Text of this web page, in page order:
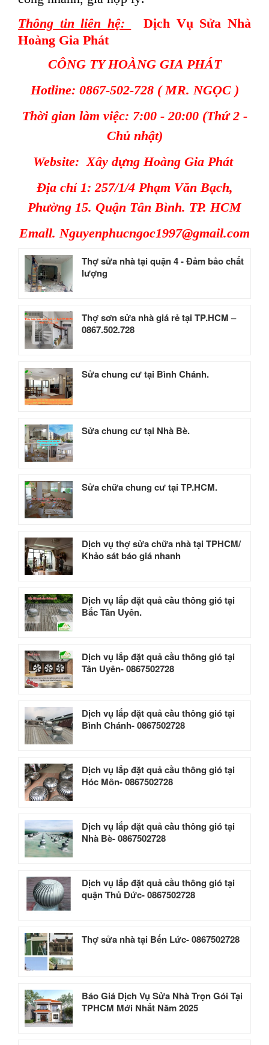
Thông tin liên hệ:
Dịch Vụ Sửa Nhà
Hoàng Gia Phát
CÔNG TY HOÀNG GIA PHÁT
Hotline: 0867-502-728 ( MR. NGỌC )
Thời gian làm việc: 7:00 - 20:00 (Thứ 2 -
Chủ nhật)
Website:Xây dựng Hoàng Gia Phát
Địa chỉ 1: 257/1/4 Phạm Văn Bạch,
Phường 15. Quận Tân Bình. TP. HCM
Emall. Nguyenphucngoc1997@gmail.com
Thợ sửa nhà tại quận 4 - Đảm bảo chất
lượng
Thợ sơn sửa nhà giá rẻ tại TP.HCM –
0867.502.728
Sửa chung cư tại Bình Chánh.
Sửa chung cư tại Nhà Bè.
Sửa chữa chung cư tại TP.HCM.
Dịch vụ thợ sửa chữa nhà tại TPHCM/
Khảo sát báo giá nhanh
Dịch vụ lắp đặt quả cầu thông gió tại
Bắc Tân Uyên.
Dịch vụ lắp đặt quả cầu thông gió tại
Tân Uyên- 0867502728
Dịch vụ lắp đặt quả cầu thông gió tại
Bình Chánh- 0867502728
Dịch vụ lắp đặt quả cầu thông gió tại
Hóc Môn- 0867502728
Dịch vụ lắp đặt quả cầu thông gió tại
Nhà Bè- 0867502728
Dịch vụ lắp đặt quả cầu thông gió tại
quận Thủ Đức- 0867502728
Thợ sửa nhà tại Bến Lức- 0867502728
Báo Giá Dịch Vụ Sửa Nhà Trọn Gói Tại
TPHCM Mới Nhất Năm 2025